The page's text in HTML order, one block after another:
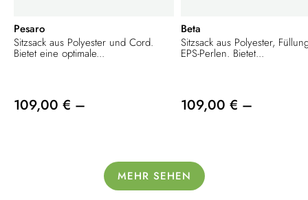
Pesaro
Sitzsack aus Polyester und Cord.
Bietet eine optimale...
109,00 € –
Beta
Sitzsack aus Polyester,
EPS-Perlen. Bietet...
109,00 € –
MEHR SEHEN